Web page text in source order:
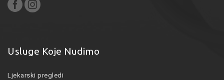
Usluge Koje Nudimo
Ljekarski pregledi